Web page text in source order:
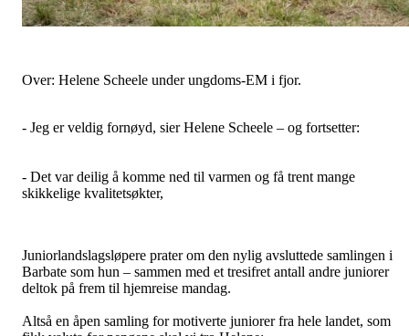
Over: Helene Scheele under ungdoms-EM i fjor.
- Jeg er veldig fornøyd, sier Helene Scheele – og fortsetter:
- Det var deilig å komme ned til varmen og få trent mange
skikkelige kvalitetsøkter,
Juniorlandslagsløpere prater om den nylig avsluttede samlingen i
Barbate som hun – sammen med et tresifret antall andre juniorer
deltok på frem til hjemreise mandag.
Altså en åpen samling for motiverte juniorer fra hele landet, som